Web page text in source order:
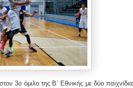
3ο όμιλο της Β΄ Εθνικής με δύο παιχνίδια